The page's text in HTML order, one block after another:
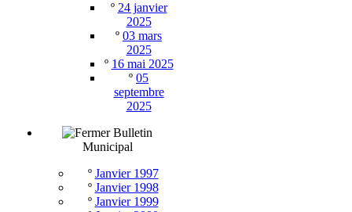
º 24 janvier
2025
º 03 mars
2025
º 16 mai 2025
º 05
septembre
2025
Bulletin
Municipal
º Janvier 1997
º Janvier 1998
º Janvier 1999